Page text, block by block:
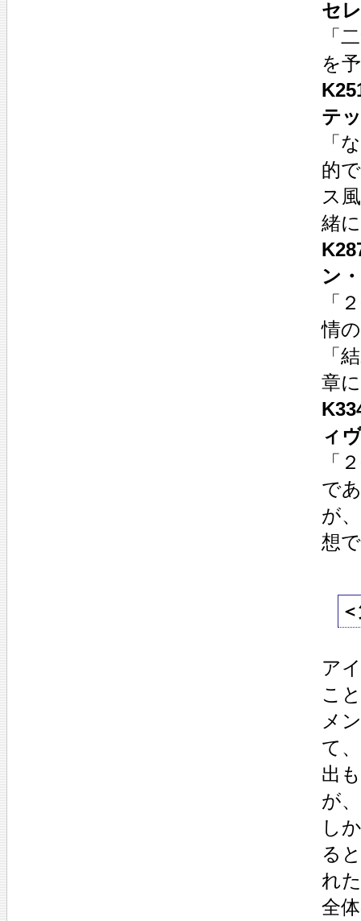
セ
「
を
テ
「
的
ス
緒
ン
「
情
「
章
ィ
「
で
が
想
ア
こ
メ
て
出
が
し
る
れ
全